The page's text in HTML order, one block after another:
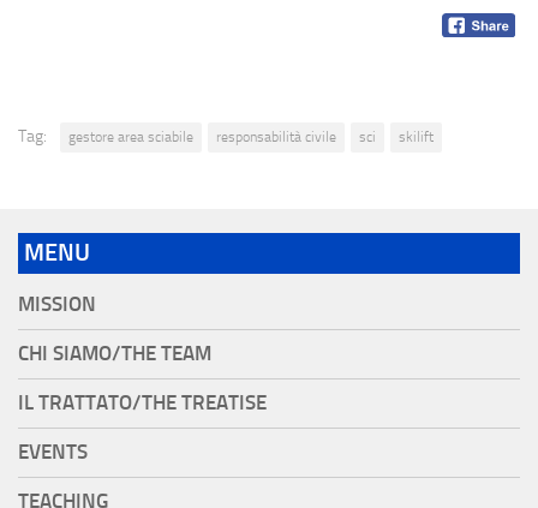
Tag: gestore area sciabile responsabilità civile sci skilift
MENU
MISSION
CHI SIAMO/THE TEAM
IL TRATTATO/THE TREATISE
EVENTS
TEACHING